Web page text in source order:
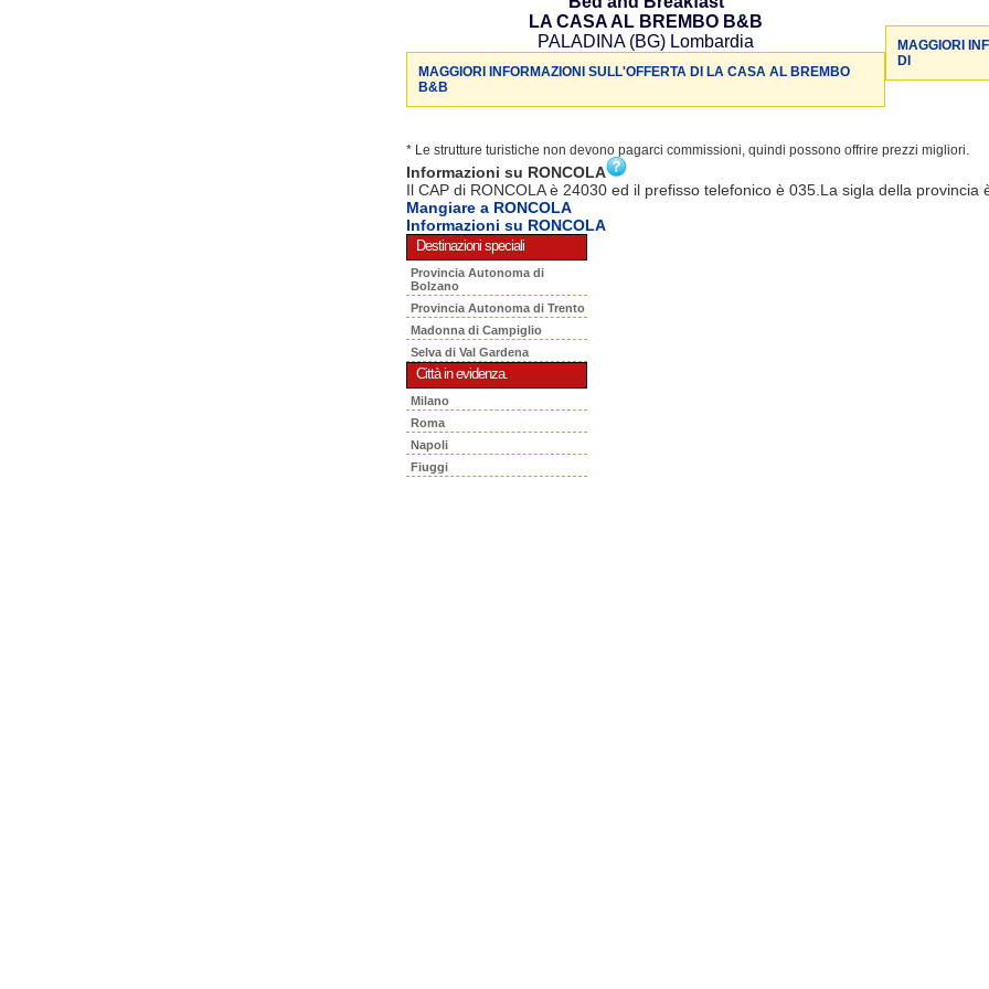
LA CASA AL BREMBO B&B
PALADINA (BG) Lombardia
MAGGIORI INFORMAZIONI SULL'OFFERTA DI LA CASA AL BREMBO
B&B
MAGGIORI
DI
* Le strutture turistiche non devono pagarci commissioni, quindi possono offrire prezzi migliori.
Informazioni su RONCOLA
Il CAP di RONCOLA è 24030 ed il prefisso telefonico è 035.La sigla della provincia
Mangiare a RONCOLA
Informazioni su RONCOLA
Destinazioni speciali
Provincia Autonoma di
Bolzano
Provincia Autonoma di Trento
Madonna di Campiglio
Selva di Val Gardena
Città in evidenza.
Milano
Roma
Napoli
Fiuggi